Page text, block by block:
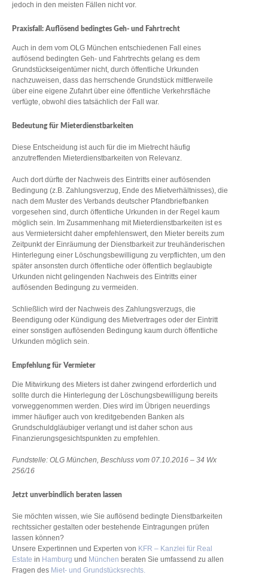
jedoch in den meisten Fällen nicht vor.
Praxisfall: Auflösend bedingtes Geh- und Fahrtrecht
Auch in dem vom OLG München entschiedenen Fall eines
auflösend bedingten Geh- und Fahrtrechts gelang es dem
Grundstückseigentümer nicht, durch öffentliche Urkunden
nachzuweisen, dass das herrschende Grundstück mittlerweile
über eine eigene Zufahrt über eine öffentliche Verkehrsfläche
verfügte, obwohl dies tatsächlich der Fall war.
Bedeutung für Mieterdienstbarkeiten
Diese Entscheidung ist auch für die im Mietrecht häufig
anzutreffenden Mieterdienstbarkeiten von Relevanz.
Auch dort dürfte der Nachweis des Eintritts einer auflösenden
Bedingung (z.B. Zahlungsverzug, Ende des Mietverhältnisses), die
nach dem Muster des Verbands deutscher Pfandbriefbanken
vorgesehen sind, durch öffentliche Urkunden in der Regel kaum
möglich sein. Im Zusammenhang mit Mieterdienstbarkeiten ist es
aus Vermietersicht daher empfehlenswert, den Mieter bereits zum
Zeitpunkt der Einräumung der Dienstbarkeit zur treuhänderischen
Hinterlegung einer Löschungsbewilligung zu verpflichten, um den
später ansonsten durch öffentliche oder öffentlich beglaubigte
Urkunden nicht gelingenden Nachweis des Eintritts einer
auflösenden Bedingung zu vermeiden.
Schließlich wird der Nachweis des Zahlungsverzugs, die
Beendigung oder Kündigung des Mietvertrages oder der Eintritt
einer sonstigen auflösenden Bedingung kaum durch öffentliche
Urkunden möglich sein.
Empfehlung für Vermieter
Die Mitwirkung des Mieters ist daher zwingend erforderlich und
sollte durch die Hinterlegung der Löschungsbewilligung bereits
vorweggenommen werden. Dies wird im Übrigen neuerdings
immer häufiger auch von kreditgebenden Banken als
Grundschuldgläubiger verlangt und ist daher schon aus
Finanzierungsgesichtspunkten zu empfehlen.
Fundstelle: OLG München, Beschluss vom 07.10.2016 – 34 Wx
256/16
Jetzt unverbindlich beraten lassen
Sie möchten wissen, wie Sie auflösend bedingte Dienstbarkeiten
rechtssicher gestalten oder bestehende Eintragungen prüfen
lassen können?
Unsere Expertinnen und Experten von KFR – Kanzlei für Real
Estate in Hamburg und München beraten Sie umfassend zu allen
Fragen des Miet- und Grundstücksrechts.